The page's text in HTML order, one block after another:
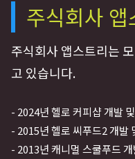
주식회사
주식회사 앱스트리는
고 있습니다.
- 2024년 헬로 커피샵 개발
- 2015년 헬로 씨푸드2 개발
- 2013년 캐니멀 스쿨푸드